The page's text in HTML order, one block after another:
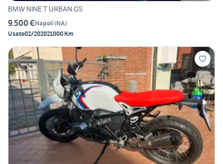
BMW NINE T URBAN GS
9.500 €Napoli(NA)
Usato02/202021000 Km